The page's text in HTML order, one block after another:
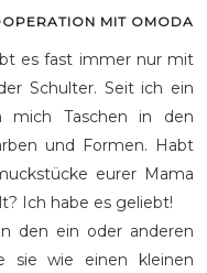
MIT OMODA
es fast immer nur mit
Schulter. Seit ich ein
mich Taschen in den
und Formen. Habt
eurer Mama
Ich habe es geliebt!
den ein oder anderen
sie wie einen kleinen